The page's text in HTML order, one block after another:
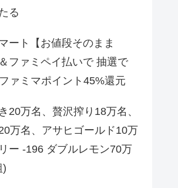
る
ート【お値段そのまま
ファミペイ払いで 抽選で
ァミマポイント45%還元
20万名、贅沢搾り18万名、
万名、アサヒゴールド10万
ー -196 ダブルレモン70万
)